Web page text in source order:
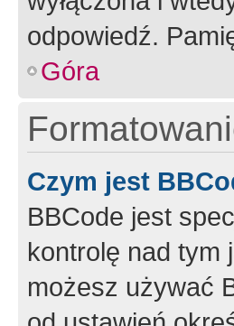
odpowiedź.
Góra
Czym jest
BBCode jest
kontrolę nad tym
możesz używać